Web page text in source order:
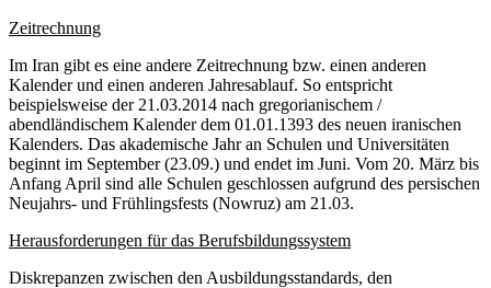
Zeitrechnung
Im Iran gibt es eine andere Zeitrechnung bzw. einen anderen
Kalender und einen anderen Jahresablauf. So entspricht
beispielsweise der 21.03.2014 nach gregorianischem /
abendländischem Kalender dem 01.01.1393 des neuen iranischen
Kalenders. Das akademische Jahr an Schulen und Universitäten
beginnt im September (23.09.) und endet im Juni. Vom 20. März bis
Anfang April sind alle Schulen geschlossen aufgrund des persischen
Neujahrs- und Frühlingsfests (Nowruz) am 21.03.
Herausforderungen für das Berufsbildungssystem
Diskrepanzen zwischen den Ausbildungsstandards, den